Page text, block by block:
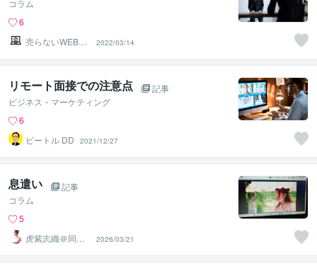
コラム
6
売らないWEB不
動産
2022/03/14
リモート面接での注意点
記事
ビジネス・マーケティング
6
ビートル DD
2021/12/27
息遣い
記事
コラム
5
虎紫志織＠同じ
目線の『駆け込
み寺』
2026/03/21